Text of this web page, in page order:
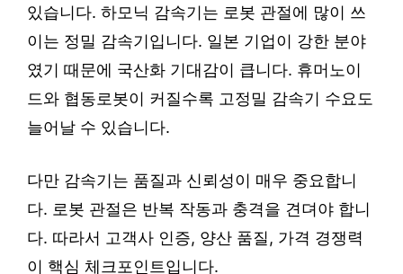
있습니다. 하모닉 감속기는 로봇 관절에 많이 쓰
이는 정밀 감속기입니다. 일본 기업이 강한 분야
였기 때문에 국산화 기대감이 큽니다. 휴머노이
드와 협동로봇이 커질수록 고정밀 감속기 수요도
늘어날 수 있습니다.
다만 감속기는 품질과 신뢰성이 매우 중요합니
다. 로봇 관절은 반복 작동과 충격을 견뎌야 합니
다. 따라서 고객사 인증, 양산 품질, 가격 경쟁력
이 핵심 체크포인트입니다.